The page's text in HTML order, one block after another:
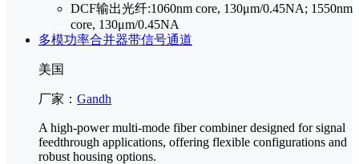
DCF输出光纤:1060nm core, 130μm/0.45NA; 1550nm
core, 130μm/0.45NA
多模功率合并器带信号通道
美国
厂家： Gandh
A high-power multi-mode fiber combiner designed for signal
feedthrough applications, offering flexible configurations and
robust housing options.